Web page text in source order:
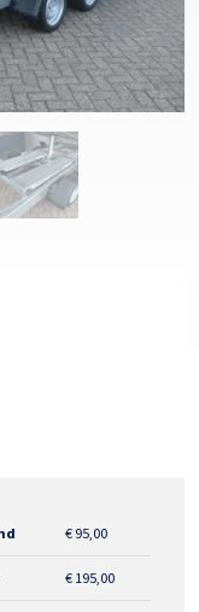
€ 95,00
€ 195,00